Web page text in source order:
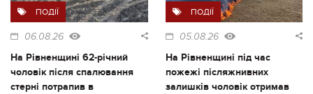
ПОДІЇ
06.08.26
На Рівненщині 62-річний
чоловік після спалювання
стерні потрапив в
ПОДІЇ
05.08.26
На Рівненщині під час
пожежі післяжнивних
залишків чоловік отримав